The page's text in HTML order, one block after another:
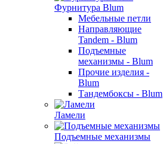
Фурнитура Blum
Мебельные петли
Направляющие
Tandem - Blum
Подъемные
механизмы - Blum
Прочие изделия -
Blum
Тандембоксы - Blum
Ламели
Подъемные механизмы